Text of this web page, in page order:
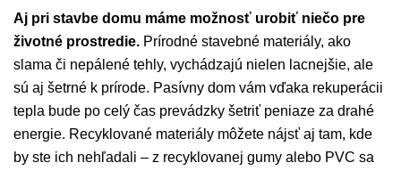
Aj pri stavbe domu máme možnosť urobiť niečo pre
životné prostredie. Prírodné stavebné materiály, ako
slama či nepálené tehly, vychádzajú nielen lacnejšie, ale
sú aj šetrné k prírode. Pasívny dom vám vďaka rekuperácii
tepla bude po celý čas prevádzky šetriť peniaze za drahé
energie. Recyklované materiály môžete nájsť aj tam, kde
by ste ich nehľadali – z recyklovanej gumy alebo PVC sa